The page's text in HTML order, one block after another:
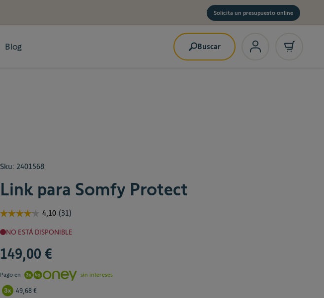
Solicita un presupuesto online
Blog Buscar
Sku: 2401568
Link para Somfy Protect
NO ESTÁ DISPONIBLE
149,00 €
Pago en sin intereses
49,68 €